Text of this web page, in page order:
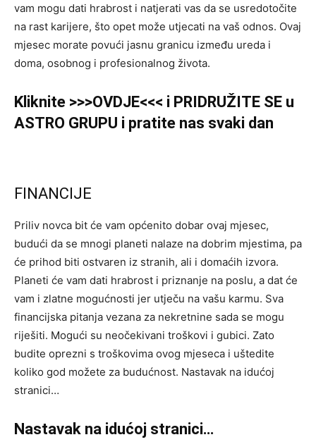
vam mogu dati hrabrost i natjerati vas da se usredotočite
na rast karijere, što opet može utjecati na vaš odnos. Ovaj
mjesec morate povući jasnu granicu između ureda i
doma, osobnog i profesionalnog života.
Kliknite >>>OVDJE<<< i PRIDRUŽITE SE u
ASTRO GRUPU i pratite nas svaki dan
FINANCIJE
Priliv novca bit će vam općenito dobar ovaj mjesec,
budući da se mnogi planeti nalaze na dobrim mjestima, pa
će prihod biti ostvaren iz stranih, ali i domaćih izvora.
Planeti će vam dati hrabrost i priznanje na poslu, a dat će
vam i zlatne mogućnosti jer utječu na vašu karmu. Sva
financijska pitanja vezana za nekretnine sada se mogu
riješiti. Mogući su neočekivani troškovi i gubici. Zato
budite oprezni s troškovima ovog mjeseca i uštedite
koliko god možete za budućnost. Nastavak na idućoj
stranici…
Nastavak na idućoj stranici…